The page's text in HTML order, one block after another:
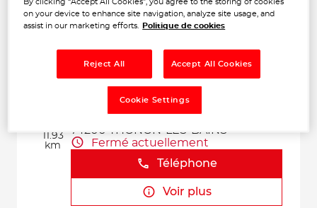
Téléphone
11.93
km
GARAGE A.T.S
74200 THONON-LES-BAINS
Fermé actuellement
Téléphone
Voir plus
By clicking “Accept All Cookies”, you agree to the storing of cookies
on your device to enhance site navigation, analyze site usage, and
assist in our marketing efforts.
Politique de cookies
Reject All Accept All Cookies
Cookie Settings